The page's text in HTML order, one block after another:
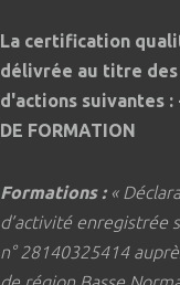
La certification
délivrée au titre
d'actions suivantes :
DE FORMATION
Formations : «
d’activité enregistrée
n° 28140325414